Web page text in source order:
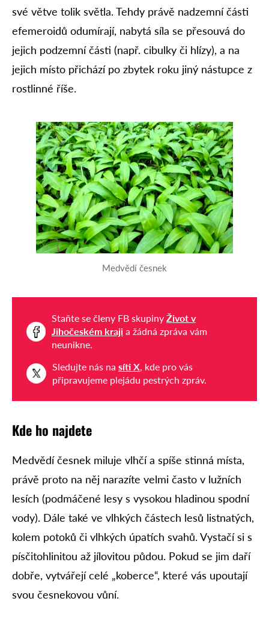
své větve tolik světla. Tehdy právě nadzemní části
efemeroidů odumírají, nabytá síla se přesouvá do
jejich podzemní části (např. cibulky či hlízy), a na
jejich místo přichází po zbytek roku jiný nástupce z
rostlinné říše.
Medvědí česnek
Staňte se členy FB skupiny Život v
Jihočeském kraji a žádná zpráva vám
neunikne.
Sledujte nás na síti X, kde pro vás
připravujeme plejádu pestrých zpráv.
Kde ho najdete
Medvědí česnek miluje vlhčí a spíše stinná místa,
právě proto na něj narazíte velmi často v lužních
lesích (podmáčené lesy s vysokou hladinou spodní
vody). Dále také ve vlhkých částech lesů listnatých,
kolem potoků či vlhkých úpatích svahů. Vystačí si s
písčitohlinitou až jílovitou půdou. Pokud se jim daří
dobře, vytvářejí celé „koberce“, které vás upoutají
svou česnekovou vůní.